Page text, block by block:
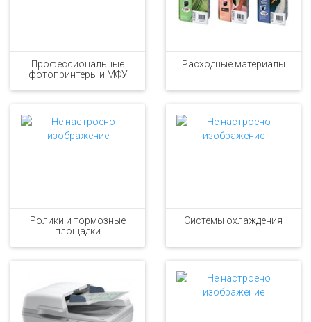
Профессиональные
фотопринтеры и МФУ
Расходные материалы
Ролики и тормозные
площадки
Системы охлаждения